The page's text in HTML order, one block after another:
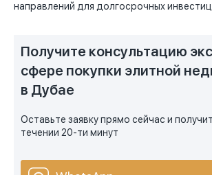
направлений для долгосрочных
Получите консультацию
сфере покупки элитной
в Дубае
Оставьте заявку прямо сейчас и
течении 20-ти минут